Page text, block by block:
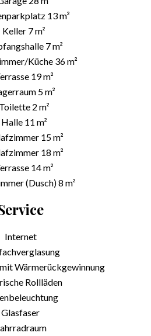
13 m²
Keller 7 m²
7 m²
Küche 36 m²
19 m²
5 m²
2 m²
Halle 11 m²
15 m²
18 m²
14 m²
(Dusch)8 m²
Internet
Wärmerückgewinnung
Rollläden
Glasfaser